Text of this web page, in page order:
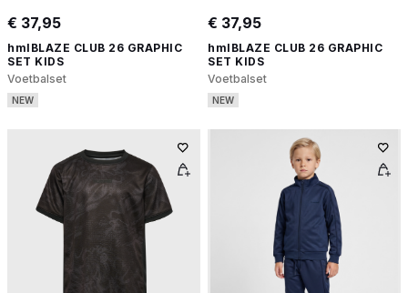
€ 37,95
hmlBLAZE CLUB 26 GRAPHIC
SET KIDS
Voetbalset
NEW
€ 37,95
hmlBLAZE CLUB 26 GRAPHIC
SET KIDS
Voetbalset
NEW